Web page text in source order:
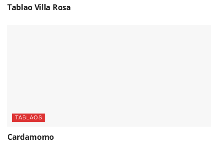
Tablao Villa Rosa
TABLAOS
Cardamomo